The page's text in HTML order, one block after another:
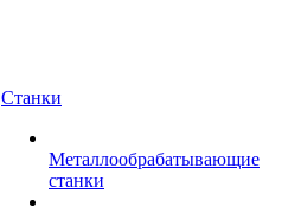
Станки
Металлообрабатывающие
станки